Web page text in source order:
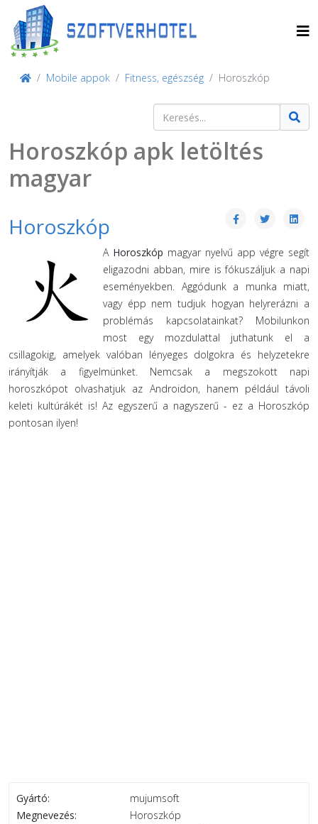
Mobile appok Fitness, egészség Horoszkóp
Keresés
Horoszkóp apk letöltés
magyar
Horoszkóp
A Horoszkóp magyar nyelvű app végre segít
eligazodni abban, mire is fókuszáljuk a napi
eseményekben. Aggódunk a munka miatt,
vagy épp nem tudjuk hogyan helyrerázni a
problémás kapcsolatainkat? Mobilunkon
most egy mozdulattal juthatunk el a
csillagokig, amelyek valóban lényeges dolgokra és helyzetekre
irányítják a figyelmünket. Nemcsak a megszokott napi
horoszkópot olvashatjuk az Androidon, hanem például távoli
keleti kultúrákét is! Az egyszerű a nagyszerű - ez a Horoszkóp
pontosan ilyen!
Gyártó:
mujumsoft
Megnevezés:
Horoszkóp